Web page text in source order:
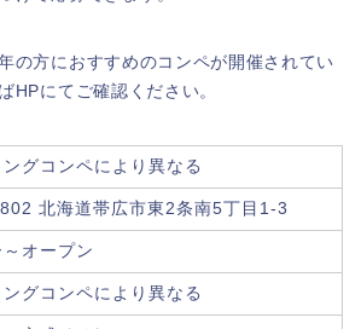
の方におすすめのコンペが開催されてい
HPにてご確認ください。
グコンペにより異なる
北海道帯広市東2条南5丁目1-3
オープン
グコンペにより異なる